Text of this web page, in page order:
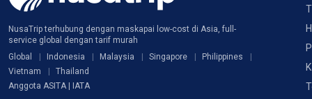
NusaTrip terhubung dengan maskapai low-cost di Asia, full-
service global dengan tarif murah
Global
Indonesia Malaysia Singapore
Philippines
Vietnam
Thailand
Anggota ASITA | IATA